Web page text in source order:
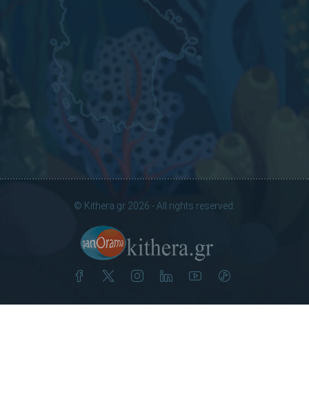
© Kithera.gr 2026 - All rights reserved.